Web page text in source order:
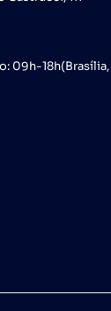
09h-18h(Brasília,